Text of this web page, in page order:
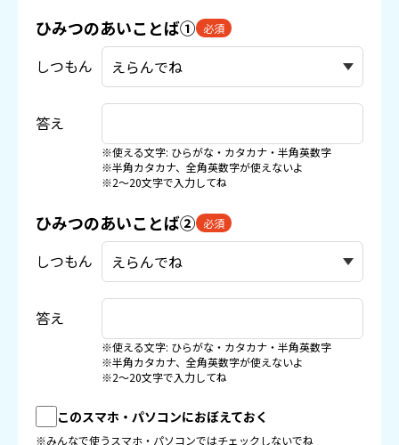
ひみつのあいことば① 必須
しつもん
答え
※使える文字: ひらがな・カタカナ・半角英数字
※半角カタカナ、全角英数字が使えないよ
※2〜20文字で入力してね
ひみつのあいことば② 必須
しつもん
答え
※使える文字: ひらがな・カタカナ・半角英数字
※半角カタカナ、全角英数字が使えないよ
※2〜20文字で入力してね
このスマホ・パソコンにおぼえておく
※みんなで使うスマホ・パソコンではチェックしないでね